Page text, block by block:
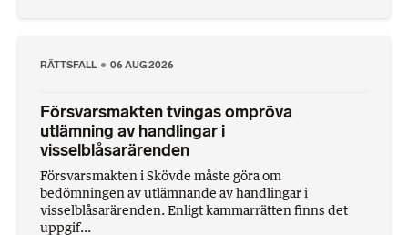
RÄTTSFALL 06 AUG 2026
Försvarsmakten tvingas ompröva
utlämning av handlingar i
visselblåsarärenden
Försvarsmakten i Skövde måste göra om
bedömningen av utlämnande av handlingar i
visselblåsarärenden. Enligt kammarrätten finns det
uppgif...